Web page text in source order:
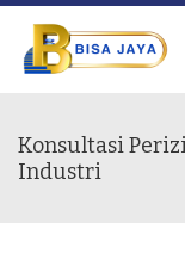
Konsultasi
Industri